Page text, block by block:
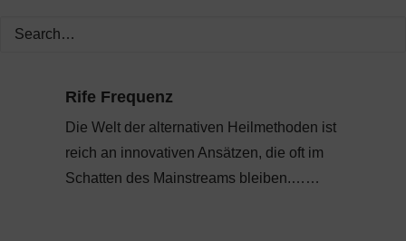
Rife Frequenz
Die Welt der alternativen Heilmethoden ist
reich an innovativen Ansätzen, die oft im
Schatten des Mainstreams bleiben.……